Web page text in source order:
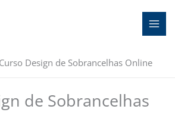
Curso Design de Sobrancelhas Online
de Sobrancelhas